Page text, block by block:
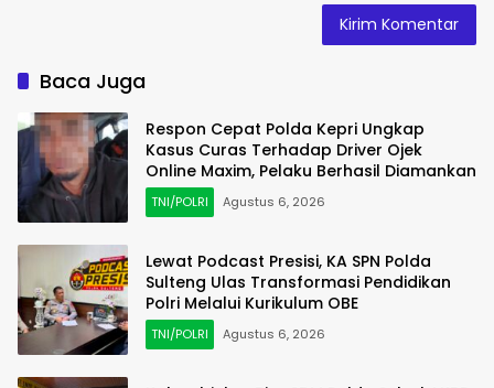
Baca Juga
Respon Cepat Polda Kepri Ungkap
Kasus Curas Terhadap Driver Ojek
Online Maxim, Pelaku Berhasil Diamankan
TNI/POLRI Agustus 6, 2026
Lewat Podcast Presisi, KA SPN Polda
Sulteng Ulas Transformasi Pendidikan
Polri Melalui Kurikulum OBE
TNI/POLRI Agustus 6, 2026